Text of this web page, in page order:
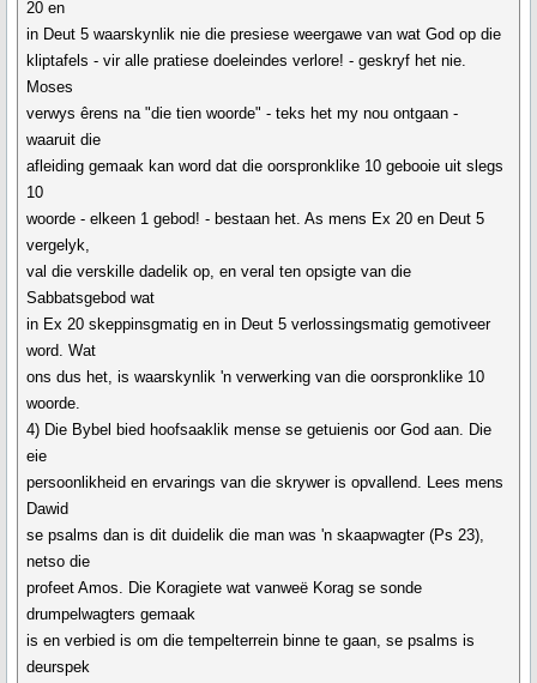
20 en
in Deut 5 waarskynlik nie die presiese weergawe van wat God op die
kliptafels - vir alle pratiese doeleindes verlore! - geskryf het nie.
Moses
verwys êrens na "die tien woorde" - teks het my nou ontgaan -
waaruit die
afleiding gemaak kan word dat die oorspronklike 10 gebooie uit slegs
10
woorde - elkeen 1 gebod! - bestaan het. As mens Ex 20 en Deut 5
vergelyk,
val die verskille dadelik op, en veral ten opsigte van die
Sabbatsgebod wat
in Ex 20 skeppinsgmatig en in Deut 5 verlossingsmatig gemotiveer
word. Wat
ons dus het, is waarskynlik 'n verwerking van die oorspronklike 10
woorde.
4) Die Bybel bied hoofsaaklik mense se getuienis oor God aan. Die
eie
persoonlikheid en ervarings van die skrywer is opvallend. Lees mens
Dawid
se psalms dan is dit duidelik die man was 'n skaapwagter (Ps 23),
netso die
profeet Amos. Die Koragiete wat vanweë Korag se sonde
drumpelwagters gemaak
is en verbied is om die tempelterrein binne te gaan, se psalms is
deurspek